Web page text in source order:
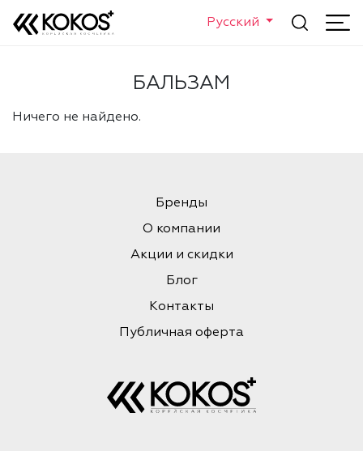
Русский
БАЛЬЗАМ
Ничего не найдено.
Бренды
О компании
Акции и скидки
Блог
Контакты
Публичная оферта